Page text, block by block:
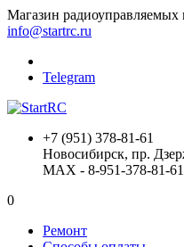
Магазин радиоуправляемых
info@startrc.ru
Telegram
+7 (951) 378-81-61
Новосибирск, пр.
MAX - 8-951-378-81-61
0
Ремонт